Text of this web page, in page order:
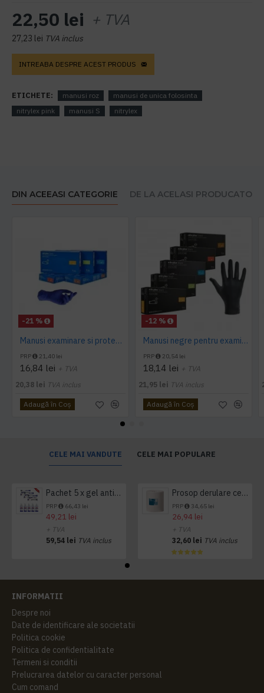
22,50 lei + TVA
27,23 lei TVA inclus
INTREABA DESPRE ACEST PRODUS
ETICHETE: manusi roz
manusi de unica folosinta
nitrylex pink
manusi S nitrylex
DIN ACEEASI CATEGORIE DE LA ACELASI PRODUCATOR
-21 %
Manusi examinare si protectie Nitrylex Basic, 100 buc/cutie
PRP 21,40 lei
16,84 lei + TVA
20,38 lei TVA inclus
Adaugă în Coş
-12 %
Manusi negre pentru examinare si protectie Nitrylex, 100buc/set
PRP 20,54 lei
18,14 lei + TVA
21,95 lei TVA inclus
Adaugă în Coş
CELE MAI VANDUTE CELE MAI POPULARE
Pachet 5 x gel antibacterian 50ml si 3 x Servetele antibacteriene 48 buc Hygienium
PRP 66,43 lei
49,21 lei
+ TVA
59,54 lei TVA inclus
Prosop derulare centrala 1 pliu, 300 m Tork
PRP 34,65 lei
26,94 lei
+ TVA
32,60 lei TVA inclus
INFORMATII
Despre noi
Date de identificare ale societatii
Politica cookie
Politica de confidentialitate
Termeni si conditii
Prelucrarea datelor cu caracter personal
Cum comand